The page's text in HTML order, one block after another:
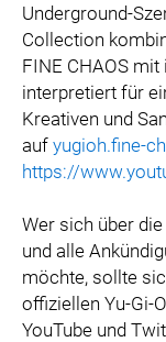
Underground-
Collection
FINE CHAOS
interpretiert für
Kreativen und
auf yugioh.fine-
https://
Wer sich über
und alle
möchte, sollte
offiziellen Yu-Gi-
YouTube und